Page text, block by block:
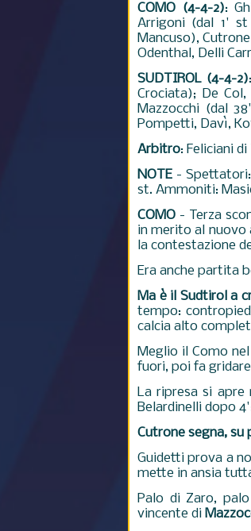
COMO (4-4-2):
Arrigoni (dal 1'
Mancuso),
Odenthal, Delli
SUDTIROL (4-4-2)
Crociata); De Col,
Mazzocchi (dal
Pompetti, Davì,
Arbitro: Feliciani
NOTE - Spettatori:
st. Ammoniti:
COMO - Terza
in merito al
la contestazione
Era anche partita
Ma è il Sudtirol a
tempo:
calcia alto
Meglio il Como
fuori, poi fa
La ripresa si
Belardinelli dopo
Cutrone segna, su
Guidetti prova a
mette in ansia
Palo di Zaro,
vincente di